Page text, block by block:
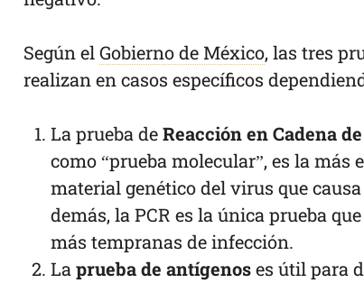
Según elGobierno de México, las tres
realizan en casos específicos
La prueba deReacción en Cadena
como “prueba molecular”, es la más
material genético del virus que
demás, la PCR es la única prueba
más tempranas de infección.
La prueba de antígenoses útil para